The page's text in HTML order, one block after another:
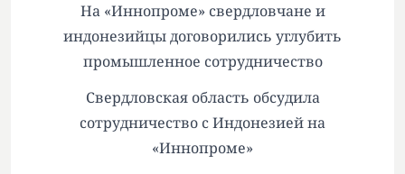
На «Иннопроме» свердловчане и
индонезийцы договорились углубить
промышленное сотрудничество
Свердловская область обсудила
сотрудничество с Индонезией на
«Иннопроме»